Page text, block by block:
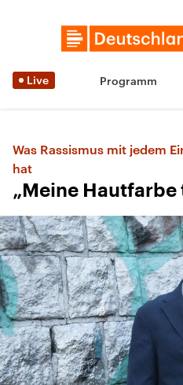
Live Programm
Was Rassismus mit jedem
hat
„Meine Hautfarbe